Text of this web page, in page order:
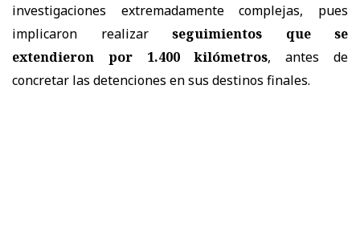
investigaciones extremadamente complejas, pues
implicaron realizar seguimientos que se
extendieron por 1.400 kilómetros, antes de
concretar las detenciones en sus destinos finales.